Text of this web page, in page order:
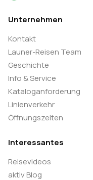
Unternehmen
Kontakt
Launer-Reisen Team
Geschichte
Info & Service
Kataloganforderung
Linienverkehr
Öffnungszeiten
Interessantes
Reisevideos
aktiv Blog